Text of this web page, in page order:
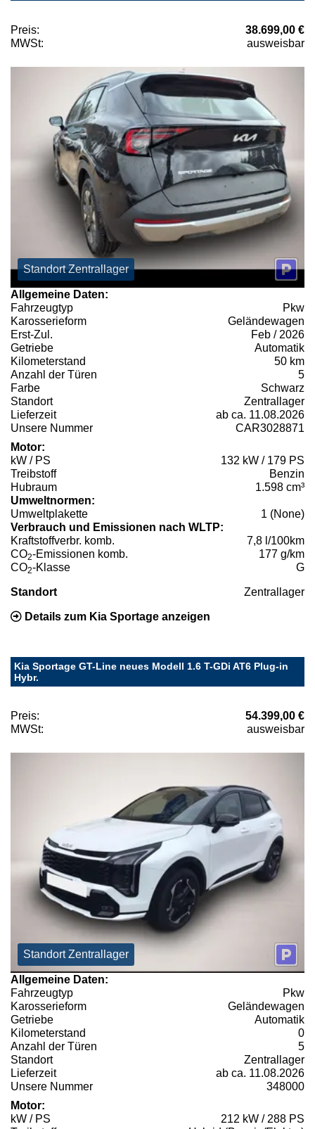
Preis:
38.699,00 €
MWSt:
ausweisbar
Standort Zentrallager
Allgemeine Daten:
Fahrzeugtyp
Pkw
Karosserieform
Geländewagen
Erst-Zul.
Feb / 2026
Getriebe
Automatik
Kilometerstand
50 km
Anzahl der Türen
5
Farbe
Schwarz
Standort
Zentrallager
Lieferzeit
ab ca. 11.08.2026
Unsere Nummer
CAR3028871
Motor:
kW / PS
132 kW / 179 PS
Treibstoff
Benzin
Hubraum
1.598 cm³
Umweltnormen:
Umweltplakette
1 (None)
Verbrauch und Emissionen nach WLTP:
Kraftstoffverbr. komb.
7,8 l/100km
CO2-Emissionen komb.
177 g/km
CO2-Klasse G
Standort Zentrallager
Details zum Kia Sportage anzeigen
Kia Sportage GT-Line neues Modell 1.6 T-GDi AT6 Plug-in
Hybr.
Preis:
54.399,00 €
MWSt:
ausweisbar
Standort Zentrallager
Allgemeine Daten:
Fahrzeugtyp
Pkw
Karosserieform
Geländewagen
Getriebe
Automatik
Kilometerstand
0
Anzahl der Türen
5
Standort
Zentrallager
Lieferzeit
ab ca. 11.08.2026
Unsere Nummer
348000
Motor:
kW / PS
212 kW / 288 PS